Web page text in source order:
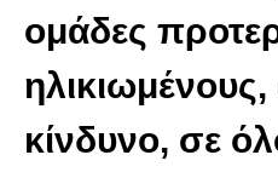
ομάδες
κίνδυνο, σε